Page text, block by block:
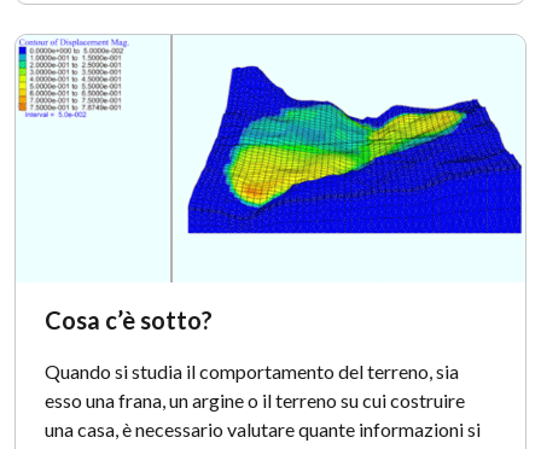
Cosa c’è sotto?
Quando si studia il comportamento del terreno, sia
esso una frana, un argine o il terreno su cui costruire
una casa, è necessario valutare quante informazioni si